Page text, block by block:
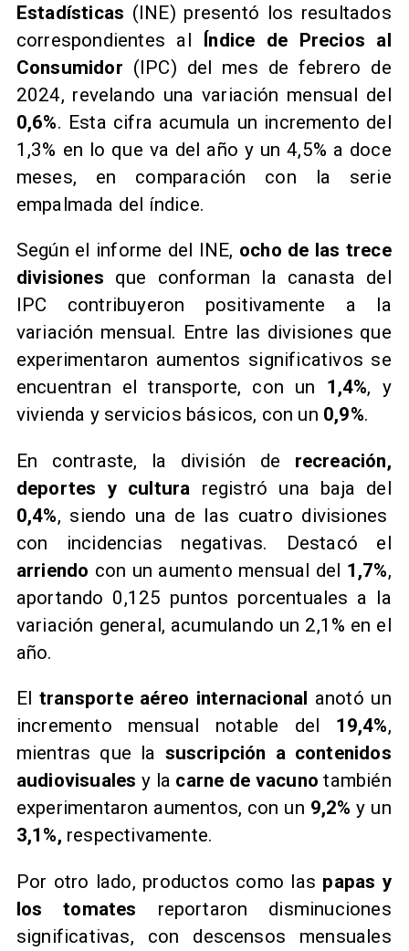
Estadísticas (INE) presentó los resultados
correspondientes al Índice de Precios al
Consumidor (IPC) del mes de febrero de
2024, revelando una variación mensual del
0,6%. Esta cifra acumula un incremento del
1,3% en lo que va del año y un 4,5% a doce
meses, en comparación con la serie
empalmada del índice.
​Según el informe del INE, ocho de las trece
divisiones que conforman la canasta del
IPC contribuyeron positivamente a la
variación mensual. Entre las divisiones que
experimentaron aumentos significativos se
encuentran el transporte, con un 1,4%, y
vivienda y servicios básicos, con un 0,9%.
​En contraste, la división de recreación,
deportes y cultura registró una baja del
0,4%, siendo una de las cuatro divisiones
con incidencias negativas. Destacó el
arriendo con un aumento mensual del 1,7%,
aportando 0,125 puntos porcentuales a la
variación general, acumulando un 2,1% en el
año.
​El transporte aéreo internacional anotó un
incremento mensual notable del 19,4%,
mientras que la suscripción a contenidos
audiovisuales y la carne de vacuno también
experimentaron aumentos, con un 9,2% y un
3,1%, respectivamente.
​Por otro lado, productos como las papas y
los tomates reportaron disminuciones
significativas, con descensos mensuales